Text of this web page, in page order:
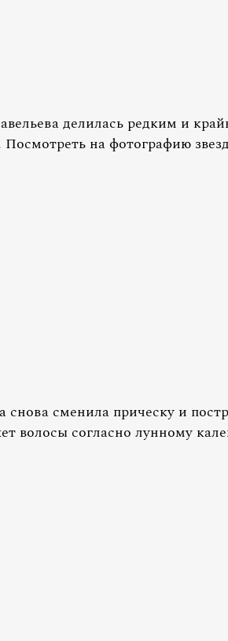
делилась редким и
на фотографию
сменила прическу и
волосы согласно лунному